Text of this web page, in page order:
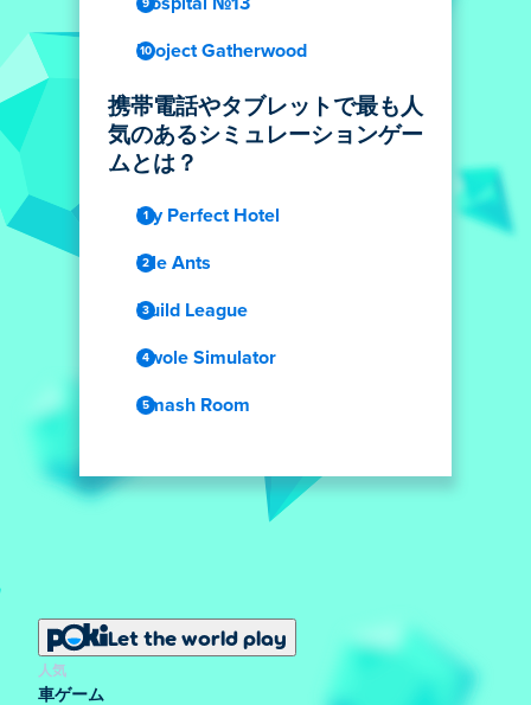
Project Gatherwood
携帯電話やタブレットで最も人
気のあるシミュレーションゲー
ムとは？
My Perfect Hotel
Idle Ants
Build League
Swole Simulator
Smash Room
Let the world play
人気
車ゲーム